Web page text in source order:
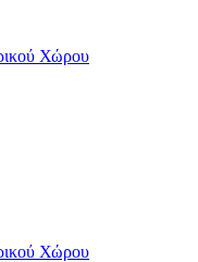
Χώρου
Χώρου